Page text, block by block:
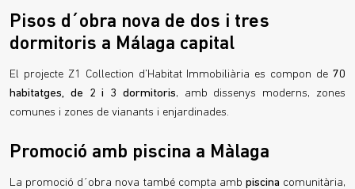
Pisos d´obra nova de dos i tres
dormitoris a Málaga capital
El projecte Z1 Collection d'Habitat Immobiliària es compon de 70
habitatges, de 2 i 3 dormitoris, amb dissenys moderns, zones
comunes i zones de vianants i enjardinades.
Promoció amb piscina a Màlaga
La promoció d´obra nova també compta amb piscina comunitària,